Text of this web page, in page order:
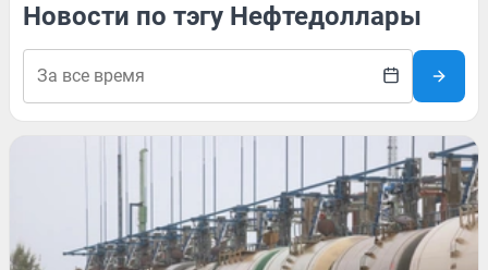
Новости по тэгу Нефтедоллары